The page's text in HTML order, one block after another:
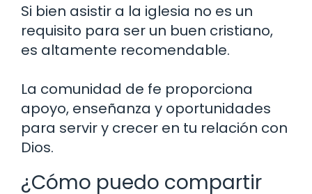
Si bien asistir a la iglesia no es un
requisito para ser un buen cristiano,
es altamente recomendable.
La comunidad de fe proporciona
apoyo, enseñanza y oportunidades
para servir y crecer en tu relación con
Dios.
¿Cómo puedo compartir